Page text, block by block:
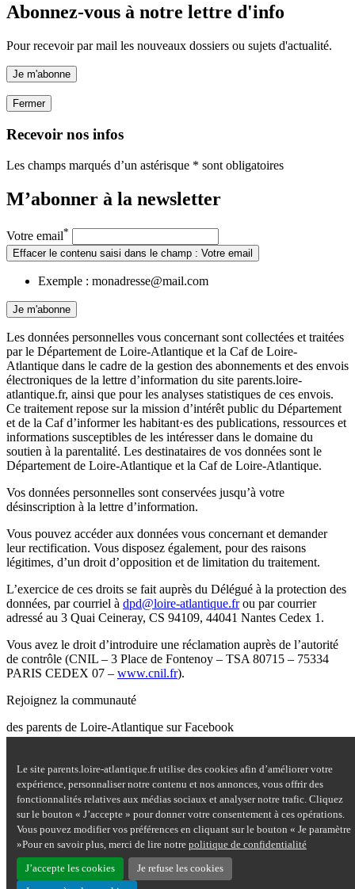
Le site parents.loire-atlantique.fr utilise des cookies afin d’améliorer votre
expérience, personnaliser notre contenu et nos annonces, vous offrir des
fonctionnalités relatives aux médias sociaux et analyser notre trafic. Cliquez
sur le bouton « J’accepte » pour donner votre consentement à ces opérations.
Vous pouvez modifier vos préférences en cliquant sur le bouton « Je paramètre
»Pour en savoir plus, merci de lire notre politique de confidentialité
J’accepte les cookies Je refuse les cookies
Abonnez-vous à notre lettre d'info
Pour recevoir par mail les nouveaux dossiers ou sujets d'actualité.
Je m'abonne
Fermer
Recevoir nos infos
Les champs marqués d’un astérisque * sont obligatoires
M’abonner à la newsletter
Votre email*
Effacer le contenu saisi dans le champ : Votre email
Exemple : monadresse@mail.com
Je m'abonne
Les données personnelles vous concernant sont collectées et traitées
par le Département de Loire-Atlantique et la Caf de Loire-
Atlantique dans le cadre de la gestion des abonnements et des envois
électroniques de la lettre d’information du site parents.loire-
atlantique.fr, ainsi que pour les analyses statistiques de ces envois.
Ce traitement repose sur la mission d’intérêt public du Département
et de la Caf d’informer les habitant·es des publications, ressources et
informations susceptibles de les intéresser dans le domaine du
soutien à la parentalité. Les destinataires de vos données sont le
Département de Loire-Atlantique et la Caf de Loire-Atlantique.
Vos données personnelles sont conservées jusqu’à votre
désinscription à la lettre d’information.
Vous pouvez accéder aux données vous concernant et demander
leur rectification. Vous disposez également, pour des raisons
légitimes, d’un droit d’opposition et de limitation du traitement.
L’exercice de ces droits se fait auprès du Délégué à la protection des
données, par courriel à dpd@loire-atlantique.frou par courrier
adressé au 3 Quai Ceineray, CS 94109, 44041 Nantes Cedex 1.
Vous avez le droit d’introduire une réclamation auprès de l’autorité
de contrôle (CNIL – 3 Place de Fontenoy – TSA 80715 – 75334
PARIS CEDEX 07 – www.cnil.fr).
Rejoignez la communauté
des parents de Loire-Atlantique sur Facebook
Nous contacter
Mentions légales
Plan du site
Accessibilité : partiellement conforme
Aide
Données personnelles
Cookies